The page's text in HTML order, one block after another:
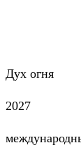
Дух огня
2027